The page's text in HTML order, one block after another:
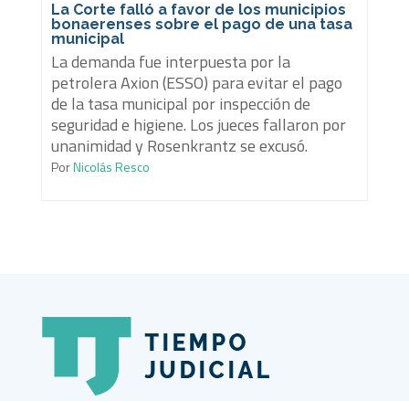
La Corte falló a favor de los municipios
bonaerenses sobre el pago de una tasa
municipal
La demanda fue interpuesta por la
petrolera Axion (ESSO) para evitar el pago
de la tasa municipal por inspección de
seguridad e higiene. Los jueces fallaron por
unanimidad y Rosenkrantz se excusó.
PorNicolás Resco